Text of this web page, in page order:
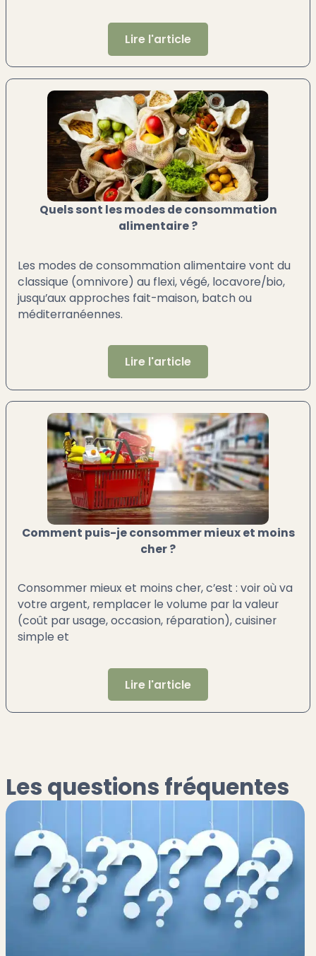
Lire l'article
Quels sont les modes de consommation
alimentaire ?
Les modes de consommation alimentaire vont du
classique (omnivore) au flexi, végé, locavore/bio,
jusqu’aux approches fait-maison, batch ou
méditerranéennes.
Lire l'article
Comment puis-je consommer mieux et moins
cher ?
Consommer mieux et moins cher, c’est : voir où va
votre argent, remplacer le volume par la valeur
(coût par usage, occasion, réparation), cuisiner
simple et
Lire l'article
Les questions fréquentes